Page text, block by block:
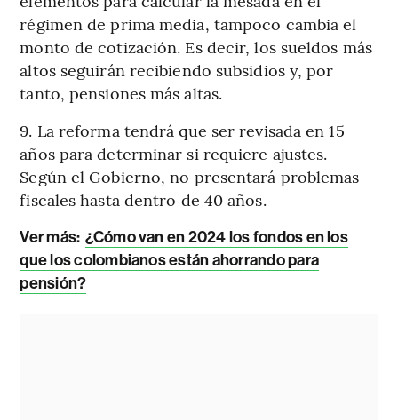
régimen de prima media, tampoco cambia el
monto de cotización. Es decir, los sueldos más
altos seguirán recibiendo subsidios y, por
tanto, pensiones más altas.
9. La reforma tendrá que ser revisada en 15
años para determinar si requiere ajustes.
Según el Gobierno, no presentará problemas
fiscales hasta dentro de 40 años.
Ver más: ¿Cómo van en 2024 los fondos en los
que los colombianos están ahorrando para
pensión?